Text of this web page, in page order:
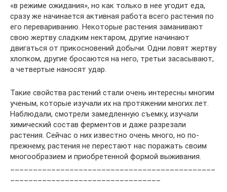
«в режиме ожидания», но как только в нее угодит еда,
сразу же начинается активная работа всего растения по
его перевариванию. Некоторые растения заманивают
свою жертву сладким нектаром, другие начинают
двигаться от прикосновений добычи. Одни ловят жертву
хлопком, другие бросаются на него, третьи засасывают,
а четвертые наносят удар.
Такие свойства растений стали очень интересны многим
ученым, которые изучали их на протяжении многих лет.
Наблюдали, смотрели замедленную съемку, изучали
химический состав ферментов и даже разрезали
растения. Сейчас о них известно очень много, но по-
прежнему, растения не перестают нас поражать своим
многообразием и приобретенной формой выживания.